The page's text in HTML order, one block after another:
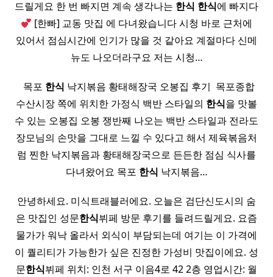
드릴게요 한 번 빠지면 계속 생각나는 한식 한식에 빠지다
[한빠] 교동 맛집 에 다녀왔습니다 시청 바로 근처에
있어서 점심시간에 인기가 많을 것 같아요 계절마다 신메
뉴도 나오더라구요 저는 시청…
​ ​ 목포 한식 낙지볶음 황태해장국 오봉집 후기 ​ 목포종합
수산시장 쪽에 위치한 가정식 백반 스타일의 한식을 맛볼
수 있는 오봉집 오봉 쟁반째 나오는 백반 스타일과 전라도
장모님의 손맛을 그대로 느낄 수 있다고 해서 제육볶음처
럼 찐한 낙지볶음과 황태해장국으로 든든한 점심 식사를
다녀왔어요 목포 한식 낙지볶음…
안녕하세요. 미식트래블러에요. 오늘은 검단신도시의 숨
은 맛집인 성문한식뷔페 방문 후기를 들려드릴게요. 요즘
물가가 워낙 올라서 외식이 부담되는데 여기는 이 가격에
이 퀄리티가 가능한가 싶은 진정한 가성비 맛집이에요. 성
문한식뷔페 위치: 인천 서구 이음4로 42 2층 영업시간: 월